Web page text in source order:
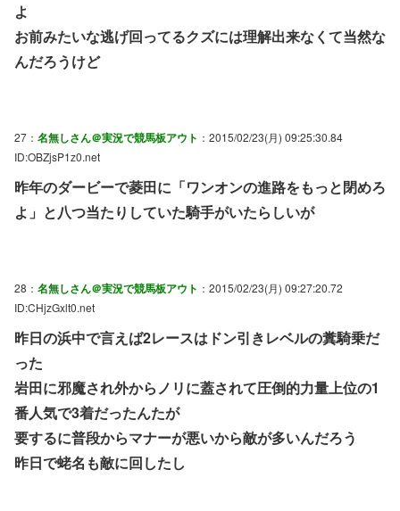
よ
お前みたいな逃げ回ってるクズには理解出来なくて当然な
んだろうけど
27： 名無しさん＠実況で競馬板アウト ：2015/02/23(月) 09:25:30.84
ID:OBZjsP1z0.net
昨年のダービーで菱田に「ワンオンの進路をもっと閉めろ
よ」と八つ当たりしていた騎手がいたらしいが
28： 名無しさん＠実況で競馬板アウト ：2015/02/23(月) 09:27:20.72
ID:CHjzGxlt0.net
昨日の浜中で言えば2レースはドン引きレベルの糞騎乗だ
った
岩田に邪魔され外からノリに蓋されて圧倒的力量上位の1
番人気で3着だったんたが
要するに普段からマナーが悪いから敵が多いんだろう
昨日で蛯名も敵に回したし